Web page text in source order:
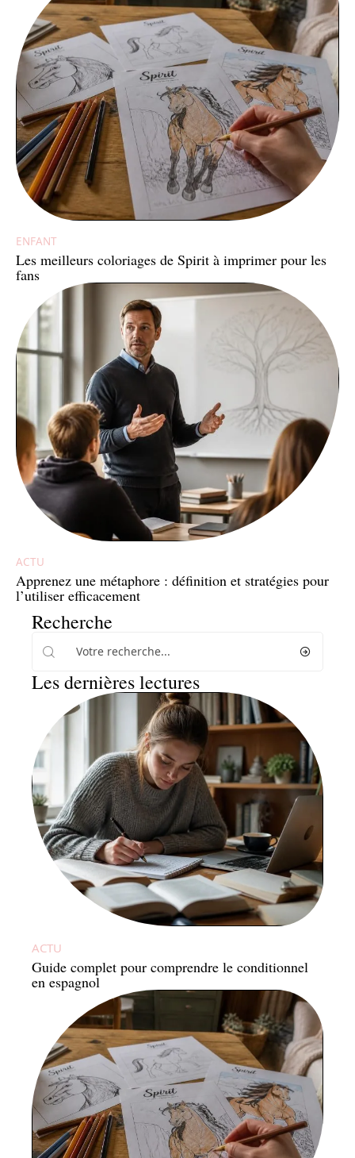
ENFANT
Les meilleurs coloriages de Spirit à imprimer pour les
fans
ACTU
Apprenez une métaphore : définition et stratégies pour
l’utiliser efficacement
Recherche
Les dernières lectures
ACTU
Guide complet pour comprendre le conditionnel
en espagnol